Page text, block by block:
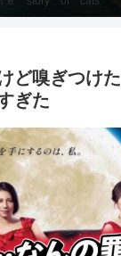
ど嗅ぎつけ
ぎた